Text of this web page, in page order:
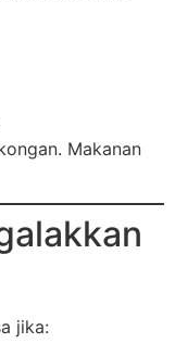
Makanan
jika: